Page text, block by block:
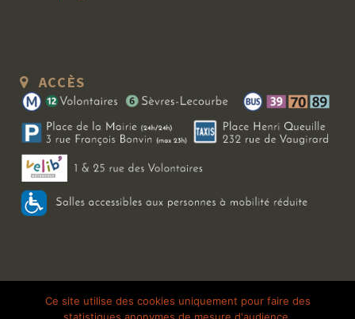
ACCÈS
Copyright 2026 Le Bal Blomet | Tous droits réservés | Mentions légales
Ce site utilise des cookies uniquement pour faire des